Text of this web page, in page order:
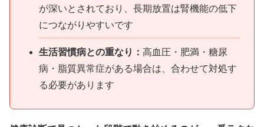
が深いとされており、長期放置は腎機能の低下
につながりやすいです
生活習慣病との重なり：高血圧・肥満・糖尿
病・脂質異常症がある場合は、合わせて対処す
る必要があります